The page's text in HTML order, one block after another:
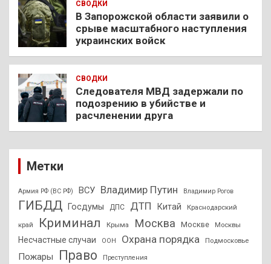
СВОДКИ
В Запорожской области заявили о
срыве масштабного наступления
украинских войск
СВОДКИ
Следователя МВД задержали по
подозрению в убийстве и
расчленении друга
Метки
Армия РФ (ВС РФ) ВСУ Владимир Путин Владимир Рогов
ГИБДД Госдумы ДПС ДТП Китай Краснодарский
край Криминал Крыма Москва Москве Москвы
Несчастные случаи ООН Охрана порядка Подмосковье
Пожары Право Преступления